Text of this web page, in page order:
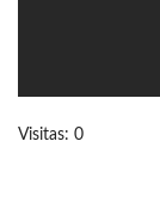
Visitas: 0